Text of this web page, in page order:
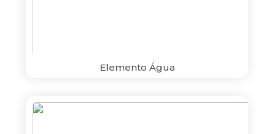
Elemento Água